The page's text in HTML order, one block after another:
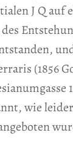
J Q auf
(1856
wie